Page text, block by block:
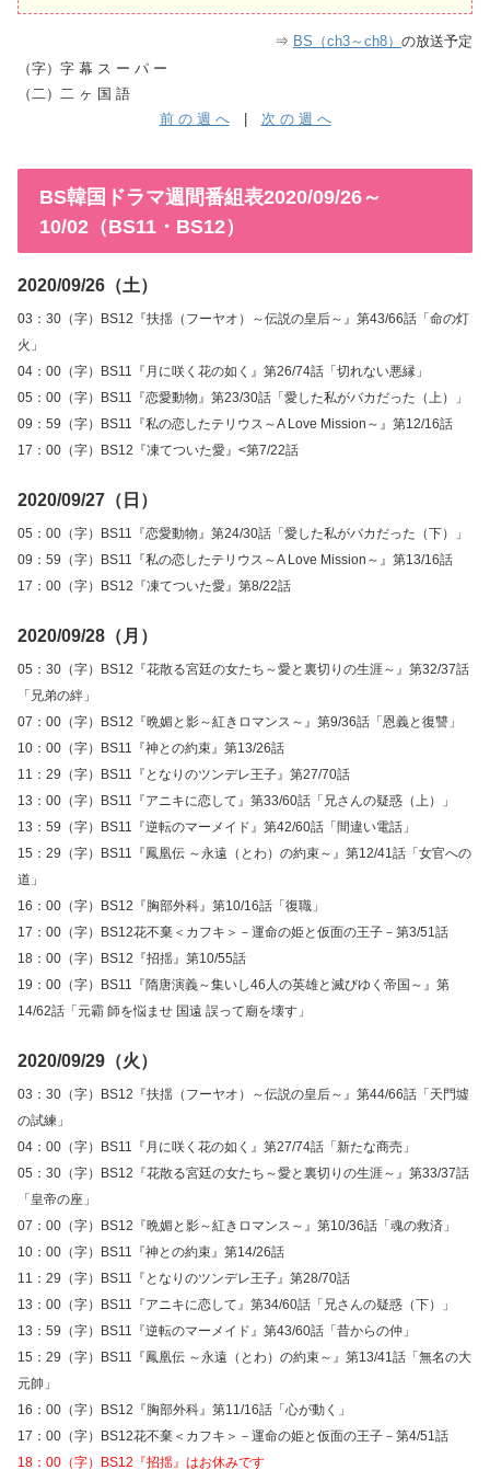
⇒ BS（ch3～ch8） の放送予定
（字）字 幕 ス ー パ ー
（二）二 ヶ 国 語
前 の 週 へ| 次 の 週 へ
BS韓国ドラマ週間番組表2020/09/26～
10/02（BS11・BS12）
2020/09/26（土）
03：30（字）BS12『扶揺（フーヤオ）～伝説の皇后～』第43/66話「命の灯
火」
04：00（字）BS11『月に咲く花の如く』第26/74話「切れない悪縁」
05：00（字）BS11『恋愛動物』第23/30話「愛した私がバカだった（上）」
09：59（字）BS11『私の恋したテリウス～A Love Mission～』第12/16話
17：00（字）BS12『凍てついた愛』<第7/22話
2020/09/27（日）
05：00（字）BS11『恋愛動物』第24/30話「愛した私がバカだった（下）」
09：59（字）BS11『私の恋したテリウス～A Love Mission～』第13/16話
17：00（字）BS12『凍てついた愛』第8/22話
2020/09/28（月）
05：30（字）BS12『花散る宮廷の女たち～愛と裏切りの生涯～』第32/37話
「兄弟の絆」
07：00（字）BS12『晩媚と影～紅きロマンス～』第9/36話「恩義と復讐」
10：00（字）BS11『神との約束』第13/26話
11：29（字）BS11『となりのツンデレ王子』第27/70話
13：00（字）BS11『アニキに恋して』第33/60話「兄さんの疑惑（上）」
13：59（字）BS11『逆転のマーメイド』第42/60話「間違い電話」
15：29（字）BS11『鳳凰伝 ～永遠（とわ）の約束～』第12/41話「女官への
道」
16：00（字）BS12『胸部外科』第10/16話「復職」
17：00（字）BS12花不棄＜カフキ＞－運命の姫と仮面の王子－第3/51話
18：00（字）BS12『招揺』第10/55話
19：00（字）BS11『隋唐演義～集いし46人の英雄と滅びゆく帝国～』第
14/62話「元霸 師を悩ませ 国遠 誤って廟を壊す」
2020/09/29（火）
03：30（字）BS12『扶揺（フーヤオ）～伝説の皇后～』第44/66話「天門墟
の試練」
04：00（字）BS11『月に咲く花の如く』第27/74話「新たな商売」
05：30（字）BS12『花散る宮廷の女たち～愛と裏切りの生涯～』第33/37話
「皇帝の座」
07：00（字）BS12『晩媚と影～紅きロマンス～』第10/36話「魂の救済」
10：00（字）BS11『神との約束』第14/26話
11：29（字）BS11『となりのツンデレ王子』第28/70話
13：00（字）BS11『アニキに恋して』第34/60話「兄さんの疑惑（下）」
13：59（字）BS11『逆転のマーメイド』第43/60話「昔からの仲」
15：29（字）BS11『鳳凰伝 ～永遠（とわ）の約束～』第13/41話「無名の大
元帥」
16：00（字）BS12『胸部外科』第11/16話「心が動く」
17：00（字）BS12花不棄＜カフキ＞－運命の姫と仮面の王子－第4/51話
18：00（字）BS12『招揺』はお休みです